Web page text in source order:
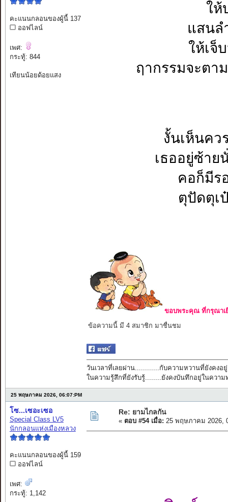
คะแนนกลอนของผู้นี้ 137
ออฟไลน์
เพศ:
กระทู้: 844
เทียนน้อยด้อยแสง
ให้
แสนล
ให้เจ็
ฤากรรมจะตา
งั้นเห็นคว
เธออยู่ซ้าย
คอก็มีร
ตุปัดตุเ
ขอบพระคุณ ที่กรุณาเ
ข้อความนี้ มี 4 สมาชิก มาชื่นชม
วันเวลาที่เลยผ่าน............กับความหวานที่ยังคงอยู่
ในความรู้สึกที่ยังรับรู้........ยังคงบันทึกอยู่ในความ
25 พฤษภาคม 2026, 06:07:PM
โซ...เซอะเซอ
Special Class LV5
นักกลอนแห่งเมืองหลวง
คะแนนกลอนของผู้นี้ 159
ออฟไลน์
เพศ:
กระทู้: 1,142
Re: ยามไกลกัน
« ตอบ #54 เมื่อ: 25 พฤษภาคม 2026,